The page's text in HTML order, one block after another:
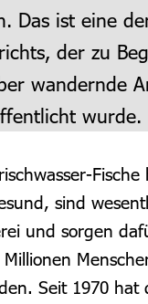
Das ist eine
der zu
wandernde
wurde.
Fische
sind
und sorgen
Seit 1970 hat